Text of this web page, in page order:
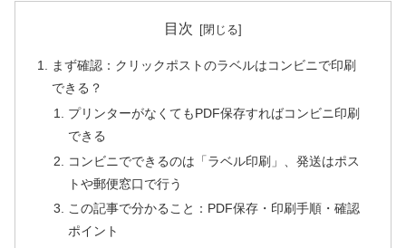
目次
まず確認：クリックポストのラベルはコンビニで印刷
できる？
プリンターがなくてもPDF保存すればコンビニ印刷
できる
コンビニでできるのは「ラベル印刷」、発送はポス
トや郵便窓口で行う
この記事で分かること：PDF保存・印刷手順・確認
ポイント